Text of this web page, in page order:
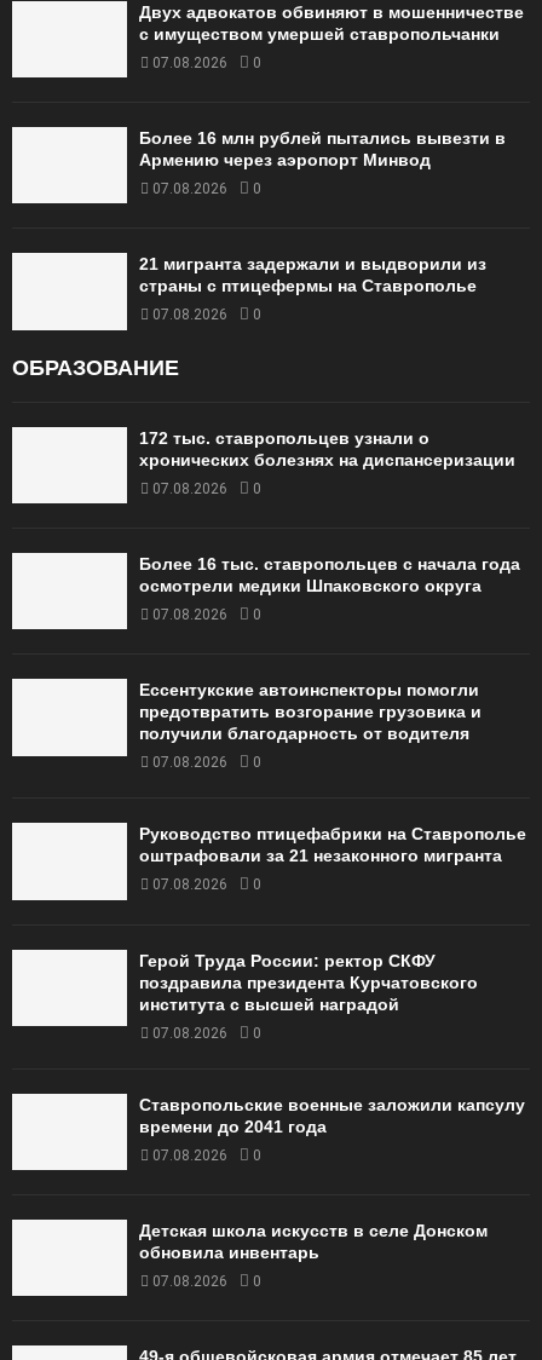
Двух адвокатов обвиняют в мошенничестве
с имуществом умершей ставропольчанки
07.08.2026 0
Более 16 млн рублей пытались вывезти в
Армению через аэропорт Минвод
07.08.2026 0
21 мигранта задержали и выдворили из
страны с птицефермы на Ставрополье
07.08.2026 0
ОБРАЗОВАНИЕ
172 тыс. ставропольцев узнали о
хронических болезнях на диспансеризации
07.08.2026 0
Более 16 тыс. ставропольцев с начала года
осмотрели медики Шпаковского округа
07.08.2026 0
Ессентукские автоинспекторы помогли
предотвратить возгорание грузовика и
получили благодарность от водителя
07.08.2026 0
Руководство птицефабрики на Ставрополье
оштрафовали за 21 незаконного мигранта
07.08.2026 0
Герой Труда России: ректор СКФУ
поздравила президента Курчатовского
института с высшей наградой
07.08.2026 0
Ставропольские военные заложили капсулу
времени до 2041 года
07.08.2026 0
Детская школа искусств в селе Донском
обновила инвентарь
07.08.2026 0